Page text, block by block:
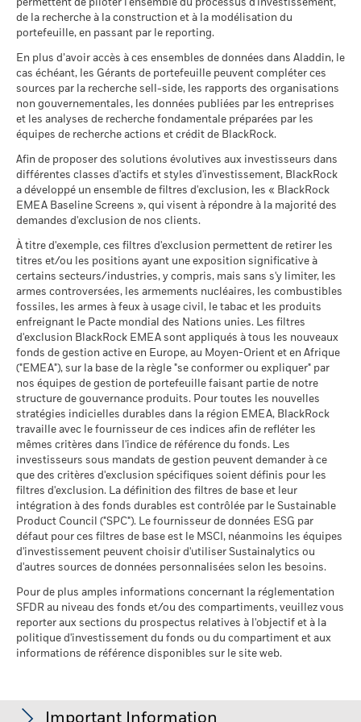
2016 2017 2018 2019 2020 2021
Rendement
USD
Indice de
référence
comparateur
2 (%) USD
26,6 16,3
Indice de
référence
contrainte 1
(%) USD
La performance indiquée est calculée après déduction des
frais courants. Les frais d’entrée/de sortie ne sont pas inclus
dans le calcul.
Les chiffres indiqués se rapportent aux performances
passées.
Les performances passées ne sont pas un indicateur
fiable des performances futures. Les marchés pourraient
évoluer très différemment. Ceci peut vous aider à évaluer la
façon dont le fonds a été géré dans le passé
La performance est indiquée sur la base de la Valeur nette
d’inventaire (VNI), avec le revenu brut réinvesti le cas échéant.
Le rendement de votre investissement peut augmenter ou
diminuer en raison des fluctuations des devises si votre
investissement est effectué dans une devise autre que celle
utilisée dans le calcul des performances passées. Source :
Blackrock
Symbole Bloomberg
Régime fiscal PEA -
instruments financiers, comme les produits dérivés, qui
peuvent être utilisés pour acquérir ou réduire une exposition
au marché et/ou à des fins de gestion des risques. Allocations
susceptibles de modification.
Scénarios
Minimal Il n’y a pas de rendement minimum
Tension
Ce que vous pourriez obtenir après
Rendement annuel moyen
Défavorable
Ce que vous pourriez obtenir après
Rendement annuel moyen
Intermédiaire
Ce que vous pourriez obtenir après
Rendement annuel moyen
Favorable
Ce que vous pourriez obtenir après
Rendement annuel moyen
Le scénario de tension montre ce que vous pourriez obtenir
dans des situations de marché extrêmes.
adoptera une stratégie d’investissement ESG ou Impact ou
mettra en place des filtrages.
Pour plus d’informations sur la
prospectus.
Pour consulter les méthodologies MSCI sur lesquelles
reposent les Caractéristiques de durabilité, utilisez les liens
ci-dessous.
Notation des fonds ESG MSCI
au 17/juil./2026
BBB
Pointage de qualité ESG
MSCI (0-10)
au 17/juil./2026
Classification mondiale des
fonds selon Lipper
au 17/juil./2026
Equity Sector Information
Technology
Moyenne pondérée de
l'intensité carbone MSCI
(tonnes de CO2e/M$ de
ventes)
au 17/juil./2026
% des avoirs à l'égard
desquels des données ESG
au 17/juil./2026
79,47
Pointage de qualité ESG
MSCI - centile par rapport aux
pairs
au 17/juil./2026
28,64
Fonds dans le groupe de
pairs
au 17/juil./2026
1 400
% de couverture MSCI
Weighted Average Carbon
Intensity
au 17/juil./2026
91,16
MSCI - Armes controversées
au 30/juin/2026
0,00%
MSCI - Armes nucléaires
au 30/juin/2026
0,00%
MSCI - Armes à feu civiles
au 30/juin/2026
0,00%
MSCI - Tabac
au 30/juin/2026
MSCI - Contrevenants au
Pacte mondial des Nations
Unies
au 30/juin/2026
0,00%
MSCI - Charbon thermique
au 30/juin/2026
0,00%
MSCI - Sables bitumineux
au 30/juin/2026
0,00%
Données sur la
participation aux secteurs
d'activité
au 30/juin/2026
97,57%
Pourcentage des avoirs du
fonds à l'égard desquels
des données ne sont pas
disponibles
au 30/juin/2026
L'exposition de BlackRock aux secteurs d'activité, telle qu'elle
est indiquée ci-dessus, pour le charbon thermique et les
sables bitumineux, est calculée et déclarée pour les
entreprises qui tirent plus de 5 % de leurs revenus du
charbon thermique ou des sables bitumineux, tel que défini
par MSCI ESG Research. L’exposition aux entreprises qui
génèrent des revenus à partir du charbon thermique ou des
sables bitumineux (à un seuil de revenus de 0 %), telle que
définie par MSCI ESG Research, se répartit comme suit :
Les indicateurs de participation aux secteurs d'activité sont
BlackRock Global Funds - Annual Report
(French)
BlackRock Global Funds - Annual report and
audited financial statements (French)
Sustainability related disclosure - FINTEC-AG
(en)
Sustainability related disclosure - FINTEC-AG
BlackRock Global Funds - Prospectus (French
- France)
BlackRock Global Funds - Prospectus
(English)
BlackRock Global Funds - Prospectus (French
- Belgium^France)
BlackRock Global Funds - Prospectus -
Addendum (French - France)
Voir tous les documents
permettent de piloter l'ensemble du processus d'investissement,
de la recherche à la construction et à la modélisation du
portefeuille, en passant par le reporting.
En plus d’avoir accès à ces ensembles de données dans Aladdin, le
cas échéant, les Gérants de portefeuille peuvent compléter ces
sources par la recherche sell-side, les rapports des organisations
non gouvernementales, les données publiées par les entreprises
et les analyses de recherche fondamentale préparées par les
équipes de recherche actions et crédit de BlackRock.
Afin de proposer des solutions évolutives aux investisseurs dans
différentes classes d'actifs et styles d'investissement, BlackRock
a développé un ensemble de filtres d'exclusion, les « BlackRock
EMEA Baseline Screens », qui visent à répondre à la majorité des
demandes d'exclusion de nos clients.
À titre d'exemple, ces filtres d'exclusion permettent de retirer les
titres et/ou les positions ayant une exposition significative à
certains secteurs/industries, y compris, mais sans s'y limiter, les
armes controversées, les armements nucléaires, les combustibles
fossiles, les armes à feux à usage civil, le tabac et les produits
enfreignant le Pacte mondial des Nations unies. Les filtres
d'exclusion BlackRock EMEA sont appliqués à tous les nouveaux
fonds de gestion active en Europe, au Moyen-Orient et en Afrique
("EMEA"), sur la base de la règle "se conformer ou expliquer" par
nos équipes de gestion de portefeuille faisant partie de notre
structure de gouvernance produits. Pour toutes les nouvelles
stratégies indicielles durables dans la région EMEA, BlackRock
travaille avec le fournisseur de ces indices afin de refléter les
mêmes critères dans l'indice de référence du fonds. Les
investisseurs sous mandats de gestion peuvent demander à ce
que des critères d'exclusion spécifiques soient définis pour les
filtres d'exclusion. La définition des filtres de base et leur
intégration à des fonds durables est contrôlée par le Sustainable
Product Council ("SPC"). Le fournisseur de données ESG par
défaut pour ces filtres de base est le MSCI, néanmoins les équipes
d'investissement peuvent choisir d'utiliser Sustainalytics ou
d'autres sources de données personnalisées selon les besoins.
Pour de plus amples informations concernant la réglementation
SFDR au niveau des fonds et/ou des compartiments, veuillez vous
reporter aux sections du prospectus relatives à l'objectif et à la
politique d'investissement du fonds ou du compartiment et aux
informations de référence disponibles sur le site web.
Important Information